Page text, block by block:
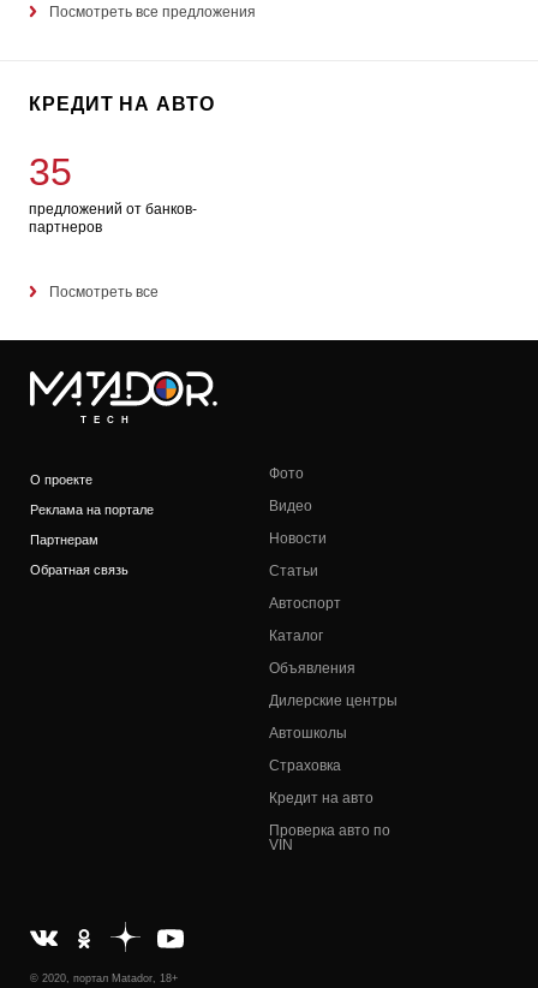
Посмотреть все предложения
КРЕДИТ НА АВТО
35
предложений от банков-
партнеров
Посмотреть все
TECH
О проекте
Реклама на портале
Партнерам
Обратная связь
Фото
Видео
Новости
Статьи
Автоспорт
Каталог
Объявления
Дилерские центры
Автошколы
Страховка
Кредит на авто
Проверка авто по
VIN
© 2020, портал Matador, 18+